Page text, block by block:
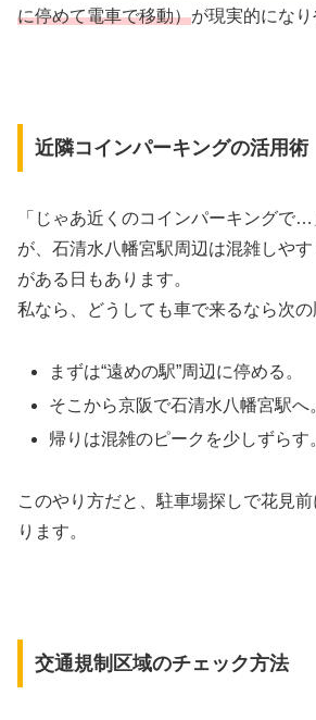
に停めて電車で移動）が現実的になり
近隣コインパーキングの活用術
「じゃあ近くのコインパーキングで
が、石清水八幡宮駅周辺は混雑しや
がある日もあります。
私なら、どうしても車で来るなら次の
まずは“遠めの駅”周辺に停める。
そこから京阪で石清水八幡宮駅へ
帰りは混雑のピークを少しずらす
このやり方だと、駐車場探しで花見
ります。
交通規制区域のチェック方法